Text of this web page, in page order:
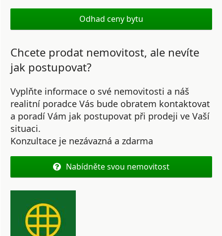
Odhad ceny bytu
Chcete prodat nemovitost, ale nevíte
jak postupovat?
Vyplňte informace o své nemovitosti a náš
realitní poradce Vás bude obratem kontaktovat
a poradí Vám jak postupovat při prodeji ve Vaší
situaci.
Konzultace je nezávazná a zdarma
Nabídněte svou nemovitost